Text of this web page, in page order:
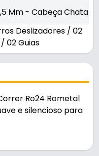
Mm - Cabeça Chata
Deslizadores / 02
02 Guias
Ro24 Rometal
e silencioso para